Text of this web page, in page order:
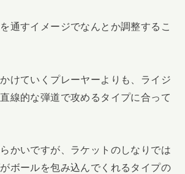
通すイメージでなんとか調整するこ
けていくプレーヤーよりも、ライジ
線的な弾道で攻めるタイプに合って
かいですが、ラケットのしなりでは
ボールを包み込んでくれるタイプの